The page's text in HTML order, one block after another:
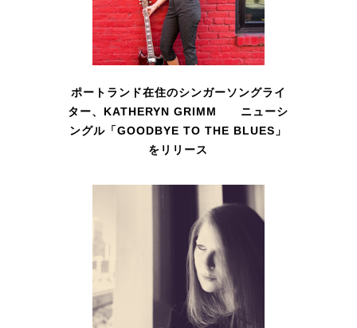
ポートランド在住のシンガーソングライ
ター、KATHERYN GRIMM ニューシ
ングル「GOODBYE TO THE BLUES」
をリリース